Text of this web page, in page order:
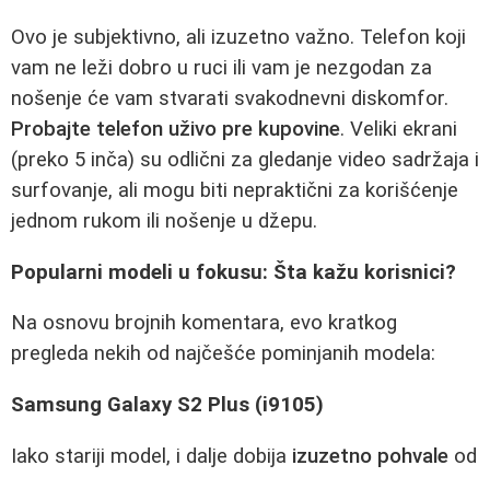
Ovo je subjektivno, ali izuzetno važno. Telefon koji
vam ne leži dobro u ruci ili vam je nezgodan za
nošenje će vam stvarati svakodnevni diskomfor.
Probajte telefon uživo pre kupovine. Veliki ekrani
(preko 5 inča) su odlični za gledanje video sadržaja i
surfovanje, ali mogu biti nepraktični za korišćenje
jednom rukom ili nošenje u džepu.
Popularni modeli u fokusu: Šta kažu korisnici?
Na osnovu brojnih komentara, evo kratkog
pregleda nekih od najčešće pominjanih modela:
Samsung Galaxy S2 Plus (i9105)
Iako stariji model, i dalje dobija izuzetno pohvale od